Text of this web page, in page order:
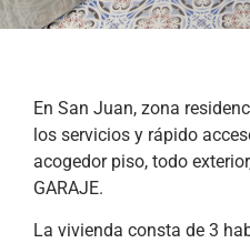
En San Juan, zona
los servicios y rápido
acogedor piso, todo
GARAJE.
La vivienda consta de 3